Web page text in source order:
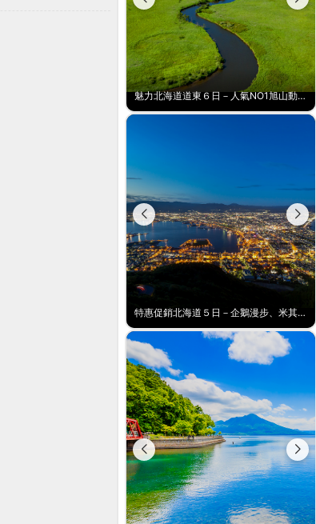
積丹藍北海道５日－積丹半島、神威岬、夢幻星型五稜廓、米其林星空夜景、人氣NO1小丑漢堡、河童足湯、奇幻燈遊步道、璀璨溪谷
愛戀北海道６日－函館百萬夜景、卡哇伊熊牧場、漁火鐵道、AOAO水族館、藻岩山纜車、三大螃蟹吃到飽(函館/千歲)